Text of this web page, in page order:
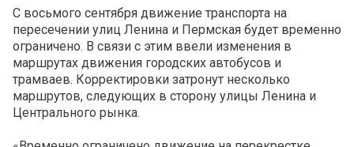
С восьмого сентября движение транспорта на
пересечении улиц Ленина и Пермская будет временно
ограничено. В связи с этим ввели изменения в
маршрутах движения городских автобусов и
трамваев. Корректировки затронут несколько
маршрутов, следующих в сторону улицы Ленина и
Центрального рынка.